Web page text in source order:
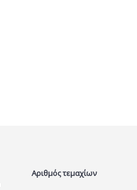
Αριθμός τεμαχίων